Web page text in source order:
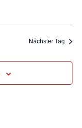
Nächster Tag